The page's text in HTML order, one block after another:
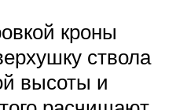
кроны
ствола
высоты и